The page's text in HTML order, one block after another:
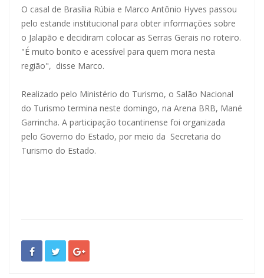
O casal de Brasília Rúbia e Marco Antônio Hyves passou
pelo estande institucional para obter informações sobre
o Jalapão e decidiram colocar as Serras Gerais no roteiro.
"É muito bonito e acessível para quem mora nesta
região", disse Marco.
Realizado pelo Ministério do Turismo, o Salão Nacional
do Turismo termina neste domingo, na Arena BRB, Mané
Garrincha. A participação tocantinense foi organizada
pelo Governo do Estado, por meio da Secretaria do
Turismo do Estado.